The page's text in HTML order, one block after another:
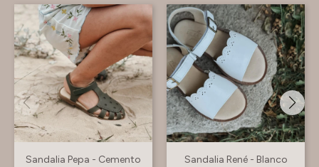
Sandalia Pepa - Cemento Sandalia René - Blanco